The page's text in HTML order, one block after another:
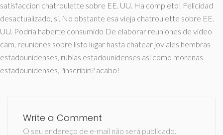
satisfaccion chatroulette sobre EE. UU. Ha completo! Felicidad
desactualizado, si. No obstante esa vieja chatroulette sobre EE.
UU. Podria haberte consumido De elaborar reuniones de video
cam, reuniones sobre listo lugar hasta chatear joviales hembras
estadounidenses, rubias estadounidenses asi­ como morenas
estadounidenses, ?inscribiri? acabo!
Write a Comment
O seu endereço de e-mail não será publicado.